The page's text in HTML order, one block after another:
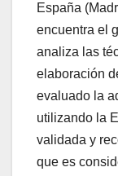
España
encuentra el
analiza las
elaboración
evaluado la
utilizando la
validada y
que es